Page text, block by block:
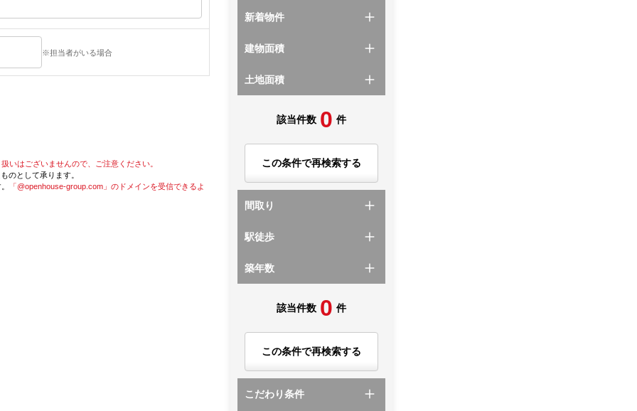
※担当者がいる場合
いはございませんので、ご注意ください。
のとして承ります。
「@openhouse-group.com」のドメインを受信できるよ
新着物件
建物面積
土地面積
該当件数 0 件
この条件で再検索する
間取り
駅徒歩
築年数
該当件数 0 件
この条件で再検索する
こだわり条件